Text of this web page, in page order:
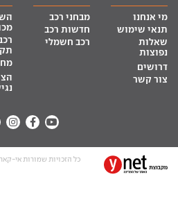
מי אנחנו
תנאי שימוש
שאלות
נפוצות
דרושים
צור קשר
מבחני רכב
חדשות רכב
רכב חשמלי
כל הזכויות שמורות אי-קאר 2007